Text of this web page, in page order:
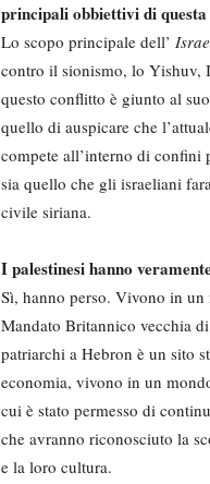
principali obbiettivi di
Lo scopo principale dell’
contro il sionismo, lo Yishuv,
questo conflitto è giunto al
quello di auspicare che
compete all’interno di confini
sia quello che gli israeliani
civile siriana.
I palestinesi hanno
Sì, hanno perso. Vivono in
Mandato Britannico vecchia
patriarchi a Hebron è un sito
economia, vivono in un
cui è stato permesso di
che avranno riconosciuto la
e la loro cultura.